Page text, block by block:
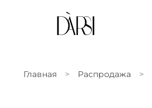
Главная Распродажа